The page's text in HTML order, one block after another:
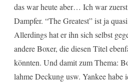
das war heute aber… Ich war
Dampfer. “The Greatest” ist ja
Allerdings hat er ihn sich selbst
andere Boxer, die diesen Titel
könnten. Und damit zum Thema:
lahme Deckung usw. Yankee habe